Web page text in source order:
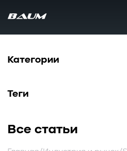
Категории
Теги
#Лаборатория
#Технологии
Все статьи